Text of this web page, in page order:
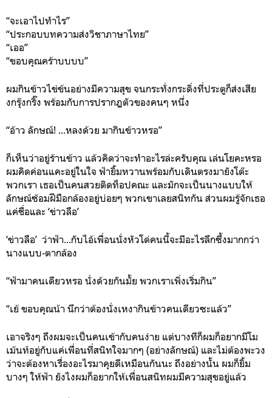
“จะเอาไปทำไร”
“ประกอบบทความส่งวิชาภาษาไทย”
“เออ”
“ขอบคุณคร้าบบบบ”
ผมกินข้าวไข่ข้นอย่างมีความสุข จนกระทั่งกระดิ่งที่ประตูก็ส่งเสีย
งกรุ๊งกริ๊ง พร้อมกับการปรากฎตัวของคนๆ หนึ่ง
“อ้าว ลักษณ์! ...หลงด้วย มากินข้าวหรอ”
ก็เห็นว่าอยู่ร้านข้าว แล้วคิดว่าจะทำอะไรล่ะครับคุณ เล่นโยคะหรอ
ผมคิดค่อนแคะอยู่ในใจ ฟ้ายิ้มหวานพร้อมกับเดินตรงมายังโต๊ะ
พวกเรา เธอเป็นคนสวยติดท็อปคณะ และมักจะเป็นนางแบบให้
ลักษณ์ซ้อมฝีมือกล้องอยู่บ่อยๆ พวกเขาเลยสนิทกัน ส่วนผมรู้จักเธอ
แค่ชื่อและ ‘ข่าวลือ’
‘ข่าวลือ’ ว่าฟ้า...กับไอ้เพื่อนนั่งหัวโด่คนนี้จะมีอะไรลึกซึ้งมากกว่า
นางแบบ-ตากล้อง
“ฟ้ามาคนเดียวหรอ นั่งด้วยกันมั้ย พวกเราเพิ่งเริ่มกิน”
“เย้ ขอบคุณน้า นึกว่าต้องนั่งเหงากินข้าวคนเดียวซะแล้ว”
เอาจริงๆ ถึงผมจะเป็นคนเข้ากับคนง่าย แต่บางทีก็ผมก็อยากมีโม
เม้นท์อยู่กับแค่เพื่อนที่สนิทใจมากๆ (อย่างลักษณ์) และไม่ต้องพะวง
ว่าจะต้องหาเรื่องอะไรมาคุยดีเหมือนกันนะ ถึงอย่างนั้น ผมก็ยิ้ม
บางๆ ให้ฟ้า ยังไงผมก็อยากให้เพื่อนสนิทผมมีความสุขอยู่แล้ว